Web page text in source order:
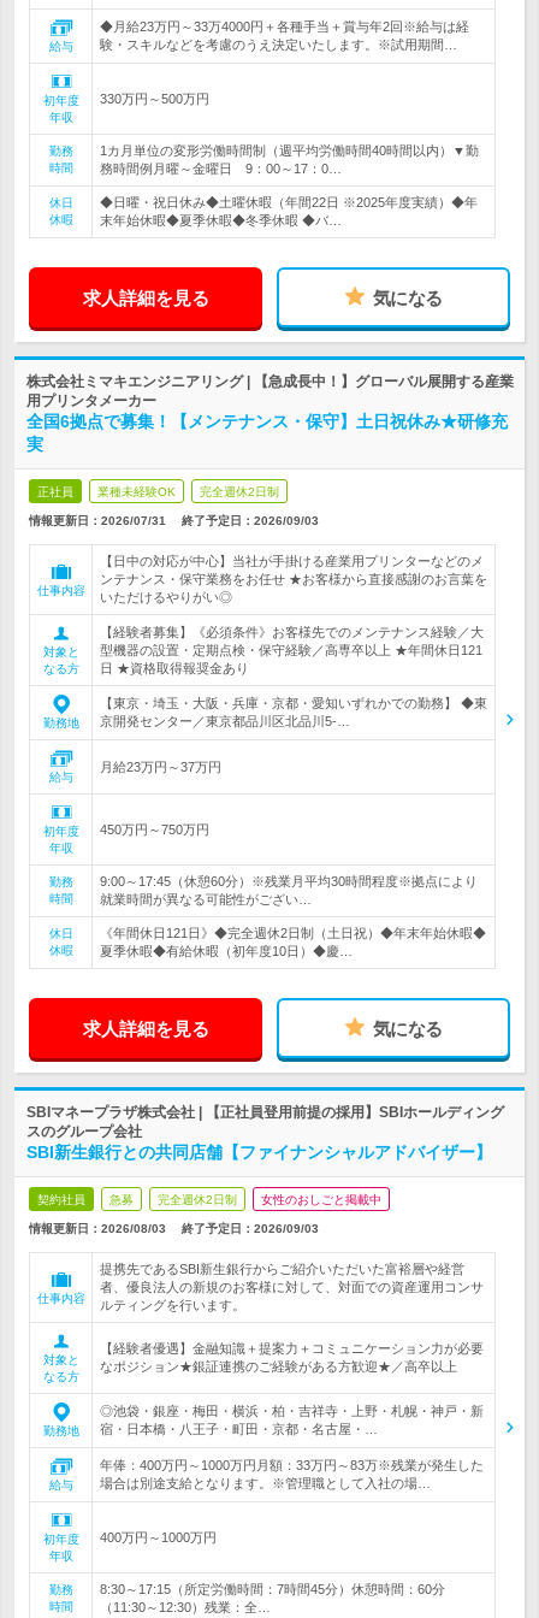
給与
◆月給23万円～33万4000円＋各種手当＋賞与年2回※給与は経
験・スキルなどを考慮のうえ決定いたします。※試用期間…
初年度
年収
330万円～500万円
勤務
時間
1カ月単位の変形労働時間制（週平均労働時間40時間以内）▼勤
務時間例月曜～金曜日 9：00～17：0…
休日
休暇
◆日曜・祝日休み◆土曜休暇（年間22日 ※2025年度実績）◆年
末年始休暇◆夏季休暇◆冬季休暇 ◆バ…
求人詳細を見る 気になる
株式会社ミマキエンジニアリング | 【急成長中！】グローバル展開する産業
用プリンタメーカー
全国6拠点で募集！【メンテナンス・保守】土日祝休み★研修充
実
正社員 業種未経験OK 完全週休2日制
情報更新日：2026/07/31 終了予定日： 2026/09/03
仕事内容
【日中の対応が中心】当社が手掛ける産業用プリンターなどのメ
ンテナンス・保守業務をお任せ ★お客様から直接感謝のお言葉を
いただけるやりがい◎
対象と
なる方
【経験者募集】《必須条件》お客様先でのメンテナンス経験／大
型機器の設置・定期点検・保守経験／高専卒以上 ★年間休日121
日 ★資格取得報奨金あり
勤務地
【東京・埼玉・大阪・兵庫・京都・愛知いずれかでの勤務】 ◆東
京開発センター／東京都品川区北品川5-…
給与
月給23万円～37万円
初年度
年収
450万円～750万円
勤務
時間
9:00～17:45（休憩60分）※残業月平均30時間程度※拠点により
就業時間が異なる可能性がござい…
休日
休暇
《年間休日121日》◆完全週休2日制（土日祝）◆年末年始休暇◆
夏季休暇◆有給休暇（初年度10日）◆慶…
求人詳細を見る 気になる
SBIマネープラザ株式会社 | 【正社員登用前提の採用】SBIホールディング
スのグループ会社
SBI新生銀行との共同店舗【ファイナンシャルアドバイザー】
契約社員 急募 完全週休2日制 女性のおしごと掲載中
情報更新日：2026/08/03 終了予定日： 2026/09/03
仕事内容
提携先であるSBI新生銀行からご紹介いただいた富裕層や経営
者、優良法人の新規のお客様に対して、対面での資産運用コンサ
ルティングを行います。
対象と
なる方
【経験者優遇】金融知識＋提案力＋コミュニケーション力が必要
なポジション★銀証連携のご経験がある方歓迎★／高卒以上
勤務地
◎池袋・銀座・梅田・横浜・柏・吉祥寺・上野・札幌・神戸・新
宿・日本橋・八王子・町田・京都・名古屋・…
給与
年俸：400万円～1000万円月額：33万円～83万※残業が発生した
場合は別途支給となります。※管理職として入社の場…
初年度
年収
400万円～1000万円
勤務
時間
8:30～17:15（所定労働時間：7時間45分）休憩時間：60分
（11:30～12:30）残業：全…